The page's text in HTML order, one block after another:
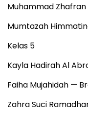
Muhammad
Mumtazah
Kelas 5
Kayla Hadirah Al
Faiha Mujahidah —
Zahra Suci